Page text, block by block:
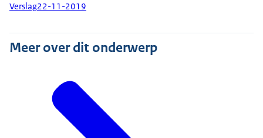
Verslag22-11-2019
Meer over dit onderwerp